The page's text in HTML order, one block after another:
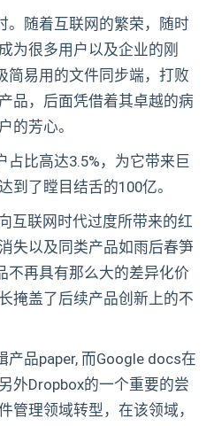
。随着互联网的繁荣，随时
为很多用户以及企业的刚
简易用的文件同步端，打败
品，后面凭借着其卓越的病
的芳心。
比高达3.5%，为它带来巨
到了瞠目结舌的100亿。
互联网时代过度所带来的红
失以及同类产品如雨后春笋
不再具有那么大的差异化价
掩盖了后续产品创新上的不
产品paper, 而Google docs在
外Dropbox的一个重要的尝
管理领域转型，在该领域，